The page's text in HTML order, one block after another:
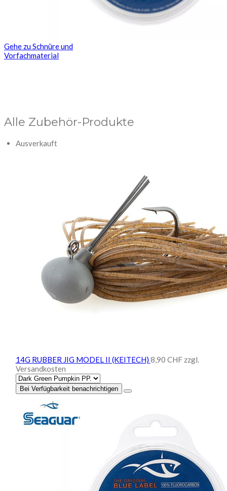
Gehe zu Schnüre und
Vorfachmaterial
Alle Zubehör-Produkte
Ausverkauft
14G RUBBER JIG MODEL II (KEITECH) 8,90 CHF zzgl.
Versandkosten
Bei Verfügbarkeit benachrichtigen